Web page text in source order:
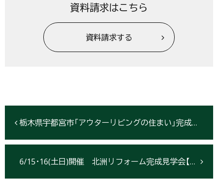
資料請求はこちら
資料請求する
栃木県宇都宮市「アウターリビングの住まい」完成見学会開催6/8・9
6/15･16(土日)開催 北洲リフォーム完成見学会【宮城県】